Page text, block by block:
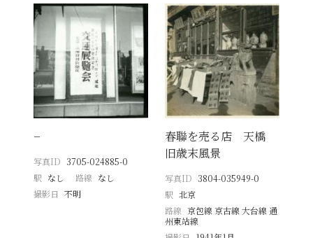
−
写真ID 3705-024885-0
駅 なし 路線 なし
撮影日
不明
春聯を売る店 天橋
旧歳末風景
写真ID 3804-035949-0
駅 北京
路線 京包線 京古線 大台線 通
州東站線